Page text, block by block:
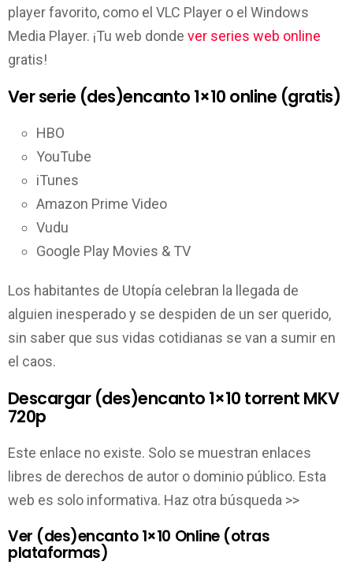
player favorito, como el VLC Player o el Windows
Media Player. ¡Tu web donde ver series web online
gratis!
Ver serie (des)encanto 1×10 online (gratis)
HBO
YouTube
iTunes
Amazon Prime Video
Vudu
Google Play Movies & TV
Los habitantes de Utopía celebran la llegada de
alguien inesperado y se despiden de un ser querido,
sin saber que sus vidas cotidianas se van a sumir en
el caos.
Descargar (des)encanto 1×10 torrent MKV
720p
Este enlace no existe. Solo se muestran enlaces
libres de derechos de autor o dominio público. Esta
web es solo informativa. Haz otra búsqueda >>
Ver (des)encanto 1×10 Online (otras
plataformas)